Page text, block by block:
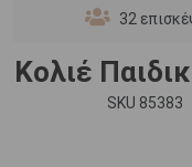
32
Κολιέ
SKU 85383